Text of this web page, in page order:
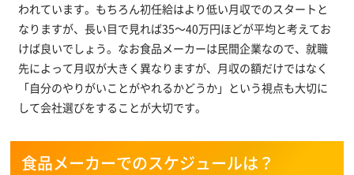
われています。もちろん初任給はより低い月収でのスタートと
なりますが、長い目で見れば35～40万円ほどが平均と考えてお
けば良いでしょう。なお食品メーカーは民間企業なので、就職
先によって月収が大きく異なりますが、月収の額だけではなく
「自分のやりがいことがやれるかどうか」という視点も大切に
して会社選びをすることが大切です。
食品メーカーでのスケジュールは？